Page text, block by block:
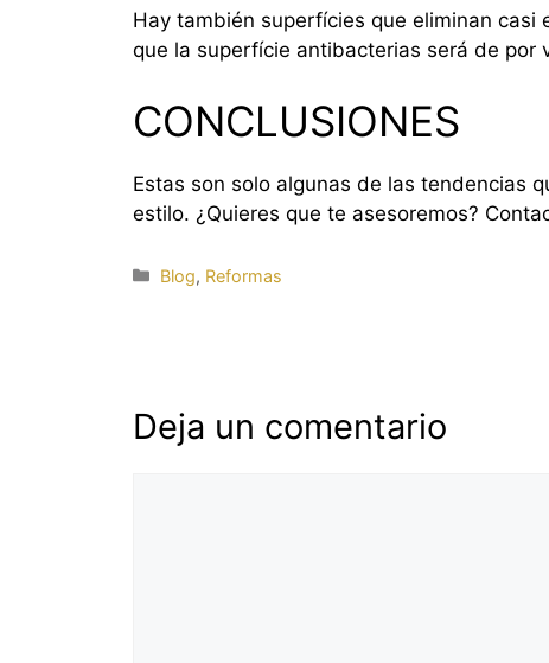
Hay también superfícies que eliminan casi
que la superfície antibacterias será de por
CONCLUSIONES
Estas son solo algunas de las tendencias
estilo. ¿Quieres que te asesoremos?
Categorías
Blog, Reformas
Deja un comentario